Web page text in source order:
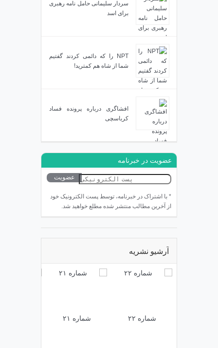
سردار سلیمانی حامل نامه رهبری
برای اسد
NPT را که دائمی کردند گفتیم
شما از شاه هم کمترید!
افشاگری درباره پرونده فساد
کرباسچی
عضویت در خبرنامه
* با اشتراک در خبرنامه، توسط پست الکترونیک خود
از آخرین مطالب منتشر شده مطلع خواهید شد.
آرشیو نشریه
شماره ۲۲ شماره ۲۱